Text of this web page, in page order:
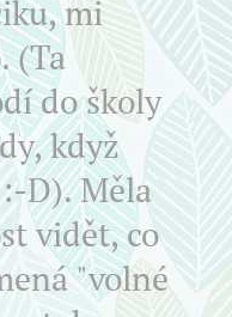
mi
(Ta
do školy
když
D). Měla
vidět, co
"volné